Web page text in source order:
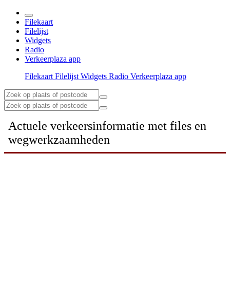
Filekaart
Filelijst
Widgets
Radio
Verkeerplaza app
Filekaart Filelijst Widgets Radio Verkeerplaza app
Actuele verkeersinformatie met files en
wegwerkzaamheden